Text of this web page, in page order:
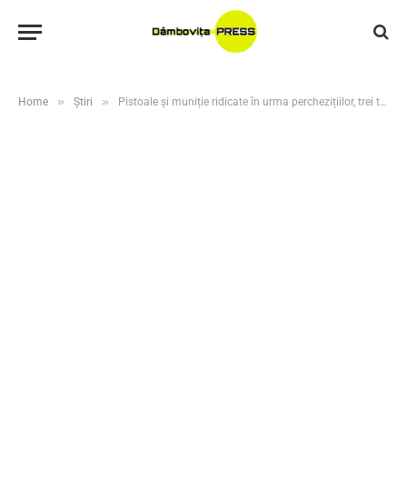
Home » Știri » Pistoale și muniție ridicate în urma perchezițiilor, trei tineri, în arest preventiv